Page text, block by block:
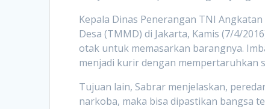
Kepala Dinas Penerangan TNI
Desa (TMMD) di Jakarta, Kamis (7/4/
otak untuk memasarkan barangnya.
menjadi kurir dengan mempertaruhkan
Tujuan lain, Sabrar menjelaskan,
narkoba, maka bisa dipastikan bangsa